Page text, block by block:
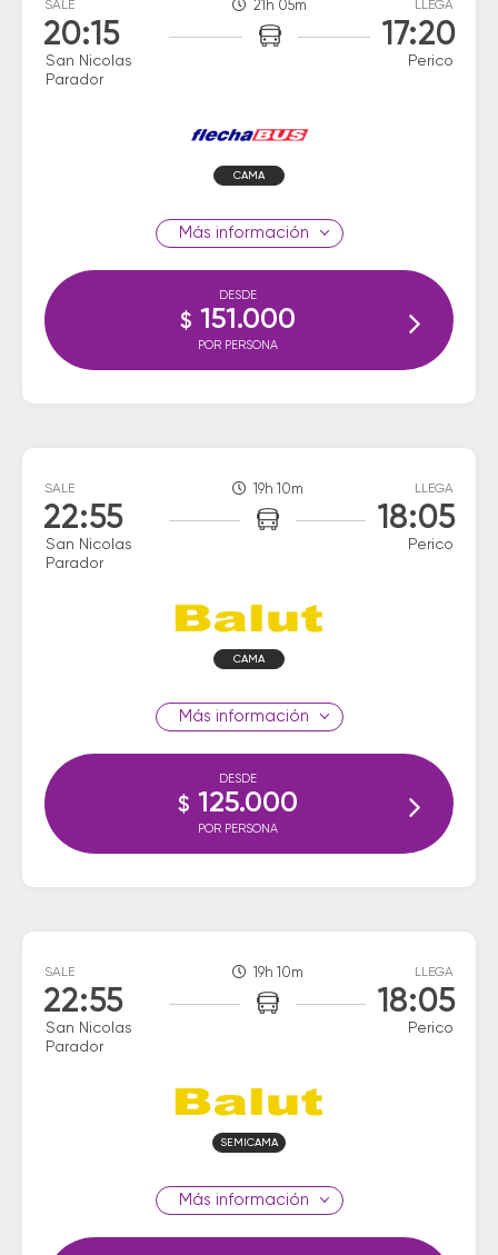
SALE
20:15
San Nicolas
Parador
21h 05m LLEGA
17:20
Perico
CAMA
información
DESDE
$ 151.000
POR PERSONA
SALE
22:55
San Nicolas
Parador
19h 10m LLEGA
18:05
Perico
CAMA
información
DESDE
$ 125.000
POR PERSONA
SALE
22:55
San Nicolas
Parador
19h 10m LLEGA
18:05
Perico
SEMICAMA
información